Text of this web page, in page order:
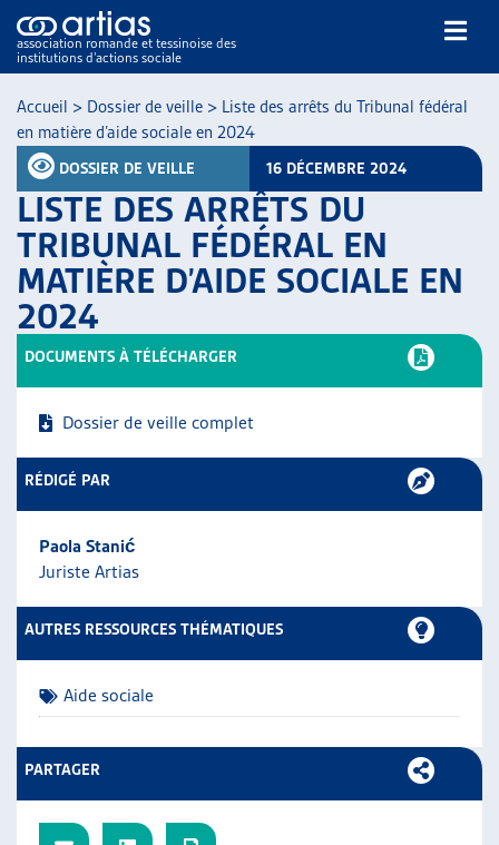
association romande et tessinoise des
institutions d’actions sociale
NOS PUBLICATIONS
ARTICLES
DOSSIERS DU MOIS
VEILLE
THÉMATIQUES
GUIDE SOCIAL ROMAND
AUTRES
L’ASSOCIATION
PROJETS ET ACTIVITÉS
JOURNÉES D’AUTOMNE
Accueil > Dossier de veille > Liste des arrêts du Tribunal fédéral
en matière d’aide sociale en 2024
DOSSIER DE VEILLE 16 DÉCEMBRE 2024
LISTE DES ARRÊTS DU
TRIBUNAL FÉDÉRAL EN
MATIÈRE D’AIDE SOCIALE EN
2024
DOCUMENTS À TÉLÉCHARGER
Dossier de veille complet
RÉDIGÉ PAR
Paola Stanić
Juriste Artias
AUTRES RESSOURCES THÉMATIQUES
Aide sociale
PARTAGER